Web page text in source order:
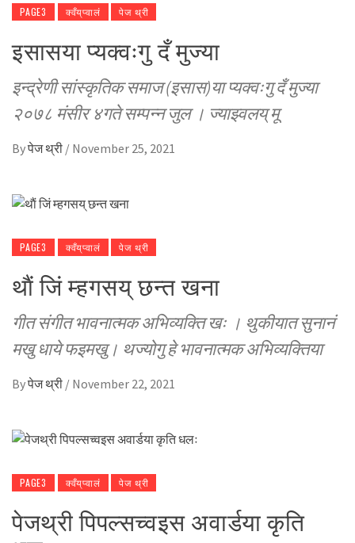
PAGE3 क्वँय्‌प्वालं पेज थ्री
इसासया प्यक्वःगु दँ मुज्या
इन्द्रेणी सांस्कृतिक समाज (इसास)या प्यक्वःगु दँ मुज्या
२०७८ मंसीर ४गते सम्पन्न जुल । ज्याझ्वलय् मू
Byपेज थ्री / November 25, 2021
PAGE3 क्वँय्‌प्वालं पेज थ्री
थाैं जिं म्हगसय् छन्त खना
गीत संगीत भावनात्मक अभिव्यक्ति खः । थुकीयात सुनानं
मखु धाये फइमखु। थज्योगु हे भावनात्मक अभिव्यक्तिया
Byपेज थ्री / November 22, 2021
PAGE3 क्वँय्‌प्वालं पेज थ्री
पेजथ्री पिपल्सच्वइस अवार्डया कृति